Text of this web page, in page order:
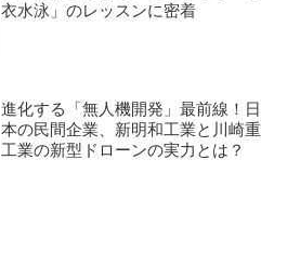
衣水泳」のレッスンに密着
進化する「無人機開発」最前線！日
本の民間企業、新明和工業と川崎重
工業の新型ドローンの実力とは？